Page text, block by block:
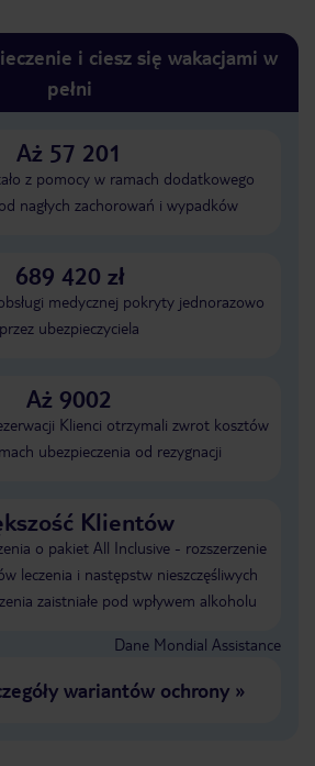
i ciesz się wakacjami w
pełni
Aż 57 201
z pomocy w ramach dodatkowego
nagłych zachorowań i wypadków
689 420 zł
medycznej pokryty jednorazowo
przez ubezpieczyciela
Aż 9002
Klienci otrzymali zwrot kosztów
ubezpieczenia od rezygnacji
Klientów
o pakiet All Inclusive - rozszerzenie
leczenia i następstw nieszczęśliwych
zaistniałe pod wpływem alkoholu
Dane Mondial Assistance
wariantów ochrony»